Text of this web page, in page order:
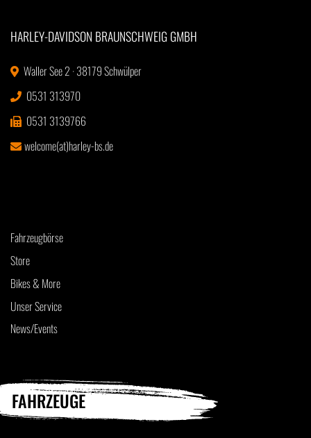
HARLEY-DAVIDSON BRAUNSCHWEIG GMBH
Waller See 2 · 38179 Schwülper
0531 313970
0531 3139766
welcome(at)harley-bs.de
Fahrzeugbörse
Store
Bikes & More
Unser Service
News/Events
FAHRZEUGE